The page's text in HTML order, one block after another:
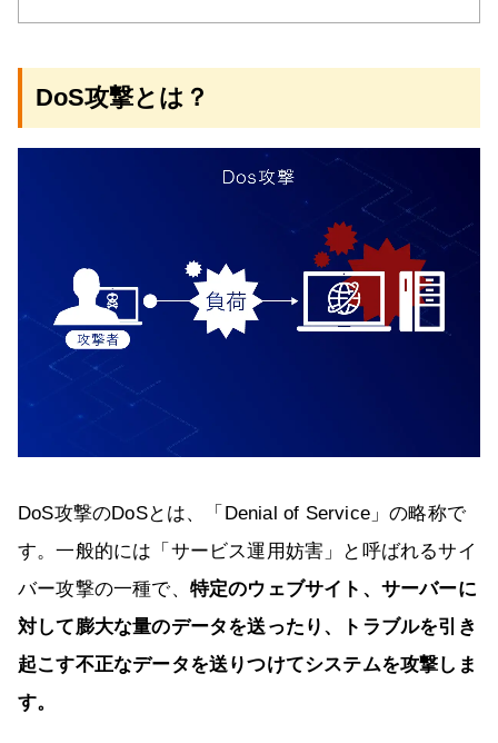
DoS攻撃とは？
DoS攻撃のDoSとは、「Denial of Service」の略称で
す。一般的には「サービス運用妨害」と呼ばれるサイ
バー攻撃の一種で、 特定のウェブサイト、サーバーに
対して膨大な量のデータを送ったり、トラブルを引き
起こす不正なデータを送りつけてシステムを攻撃しま
す。